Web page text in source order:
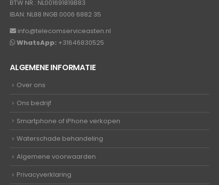
BTW NR.: NL001691819B83
IBAN: NL88 INGB 0006 6882 35
info@telecomserviceasten.nl
WhatsApp: +31646830525
ALGEMENE INFORMATIE
Over ons
Ons bedrijf
Smartphone of iPhone verkopen
Waterschade behandeling
Algemene voorwaarden
Privacyverklaring